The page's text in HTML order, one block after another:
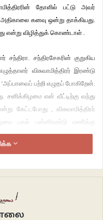
தோளில் பட்டு அவர்
கனவு ஒன்று தாக்கியது.
என்று விழித்துக் கொண்டாள் .
சந்திரசேகரின் குறுகிய
விசுவாமித்திரர் இரண்டு
பற்றி எழுதப் போகிறேன்.
என் வீட்டிற்கு வந்து
கேட்டபோது , விசுவாமித்திரர்
பகல் பன்னிரண்டு மணிக்கு
தமிழ் பெயரில்லையே?’ என்று
சே, நம்ம என்ன கதைக்காகவா